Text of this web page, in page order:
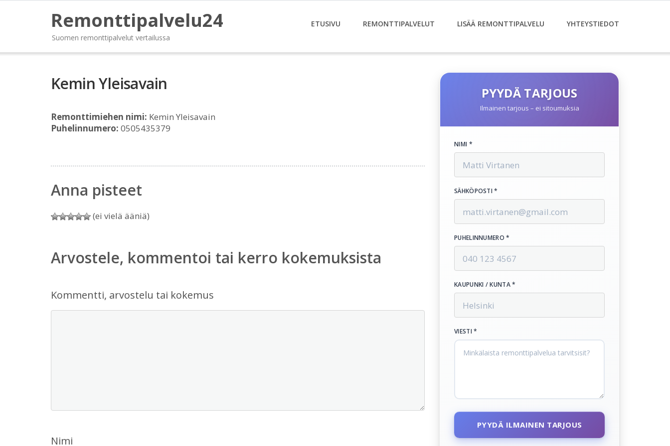
Remonttipalvelu24
Suomen remonttipalvelut vertailussa
ETUSIVU REMONTTIPALVELUT LISÄÄ REMONTTIPALVELU YHTEYSTIEDOT
Kemin Yleisavain
Remonttimiehen nimi: Kemin Yleisavain
Puhelinnumero: 0505435379
Anna pisteet
(ei vielä ääniä)
Arvostele, kommentoi tai kerro kokemuksista
Kommentti, arvostelu tai kokemus
Nimi
PYYDÄ TARJOUS
Ilmainen tarjous – ei sitoumuksia
NIMI *
SÄHKÖPOSTI *
PUHELINNUMERO *
KAUPUNKI / KUNTA *
VIESTI *
PYYDÄ ILMAINEN TARJOUS